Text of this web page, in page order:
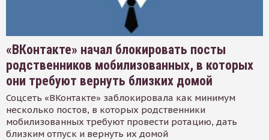
«ВКонтакте» начал блокировать посты
родственников мобилизованных, в которых
они требуют вернуть близких домой
Соцсеть «ВКонтакте» заблокировала как минимум
несколько постов, в которых родственники
мобилизованных требуют провести ротацию, дать
близким отпуск и вернуть их домой